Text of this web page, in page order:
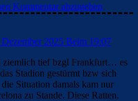
Kommentar abzugeben
Dezember 2025 Beim 19:07
ziemlich tief bzgl Frankfurt… es
Stadion gestürmt bzw sich
Situation damals kam nur
zu Stande. Diese Ratten.